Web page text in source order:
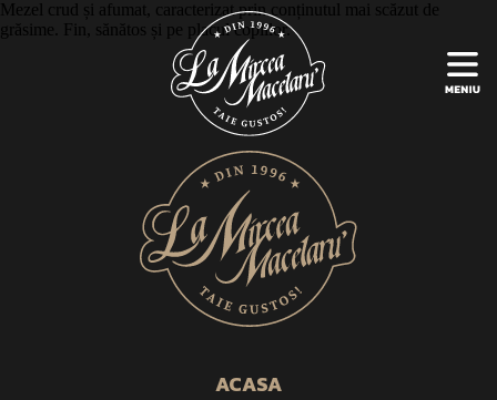
Mezel crud și afumat, caracterizat prin conținutul mai scăzut de
grăsime. Fin, sănătos și pe placul copiilor.
ACASA